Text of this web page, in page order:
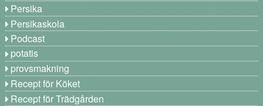
Persika
Persikaskola
Podcast
potatis
provsmakning
Recept för Köket
Recept för Trädgården